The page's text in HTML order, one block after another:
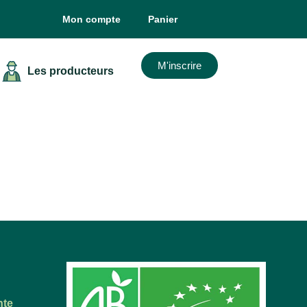
Mon compte Panier
Les producteurs M'inscrire